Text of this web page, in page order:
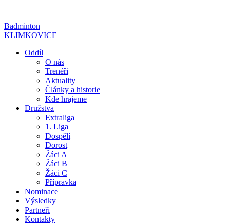
obsahu
Badminton
KLIMKOVICE
Oddíl
O nás
Trenéři
Aktuality
Články a historie
Kde hrajeme
Družstva
Extraliga
1. Liga
Dospělí
Dorost
Žáci A
Žáci B
Žáci C
Přípravka
Nominace
Výsledky
Partneři
Kontakty